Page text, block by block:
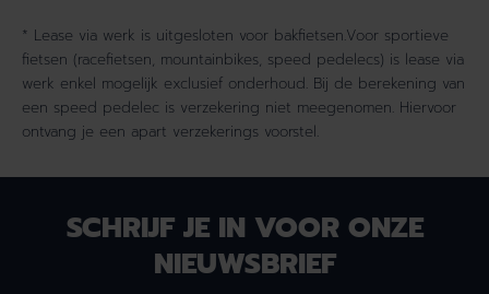
* Lease via werk is uitgesloten voor bakfietsen.Voor sportieve
fietsen (racefietsen, mountainbikes, speed pedelecs) is lease via
werk enkel mogelijk exclusief onderhoud. Bij de berekening van
een speed pedelec is verzekering niet meegenomen. Hiervoor
ontvang je een apart verzekerings voorstel.
SCHRIJF JE IN VOOR ONZE
NIEUWSBRIEF